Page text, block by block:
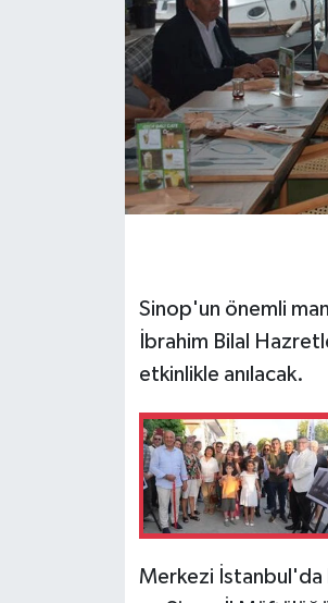
Sinop'un önemli
İbrahim Bilal
etkinlikle anılacak.
Merkezi İstanbul'da